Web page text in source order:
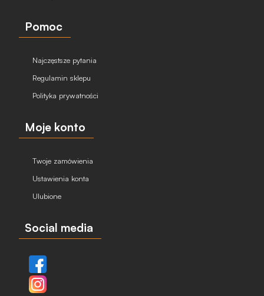
Pomoc
Najczęstsze pytania
Regulamin sklepu
Polityka prywatności
Moje konto
Twoje zamówienia
Ustawienia konta
Ulubione
Social media